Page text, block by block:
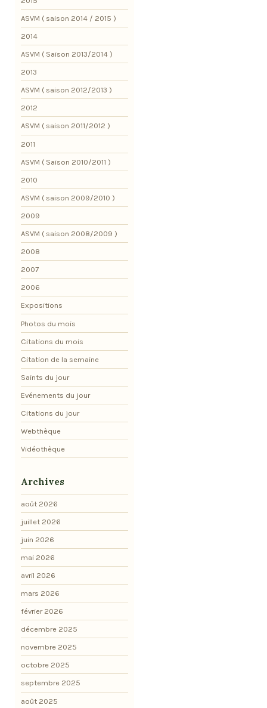
ASVM ( saison 2014 / 2015 )
2014
ASVM ( Saison 2013/2014 )
2013
ASVM ( saison 2012/2013 )
2012
ASVM ( saison 2011/2012 )
2011
ASVM ( Saison 2010/2011 )
2010
ASVM ( saison 2009/2010 )
2009
ASVM ( saison 2008/2009 )
2008
2007
2006
Expositions
Photos du mois
Citations du mois
Citation de la semaine
Saints du jour
Evénements du jour
Citations du jour
Webthèque
Vidéothèque
Archives
août 2026
juillet 2026
juin 2026
mai 2026
avril 2026
mars 2026
février 2026
décembre 2025
novembre 2025
octobre 2025
septembre 2025
août 2025